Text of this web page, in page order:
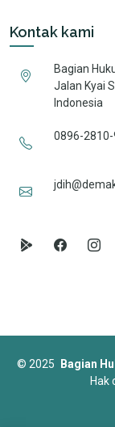
Kontak kami
Bagian
Jalan Kyai
Indonesia
0896-
© 2025
Bagian
Hak